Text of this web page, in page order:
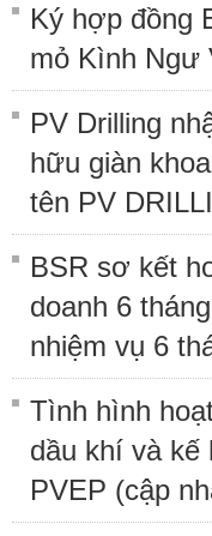
Ký hợp đồng
mỏ Kình Ngư
PV Drilling
hữu giàn
tên PV
BSR sơ kết
doanh 6
nhiệm vụ 6
Tình hình
dầu khí và kế
PVEP (cập